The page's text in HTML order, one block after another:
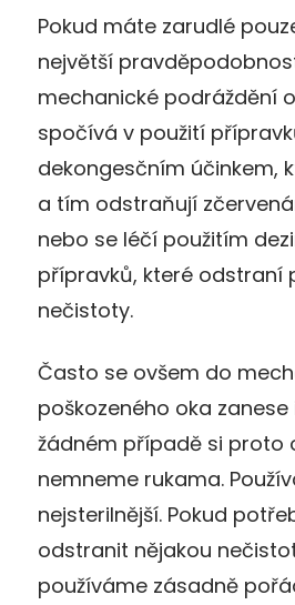
Pokud máte zarudlé
největší
mechanické podráždění
spočívá v použití
dekongesčním účinkem,
a tím odstraňují
nebo se léčí použitím
přípravků, které odstraní
nečistoty.
Často se ovšem do
poškozeného oka zanese
žádném případě si proto
nemneme rukama.
nejsterilnější. Pokud
odstranit nějakou
používáme zásadně